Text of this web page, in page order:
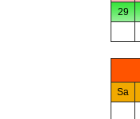
29
Sa